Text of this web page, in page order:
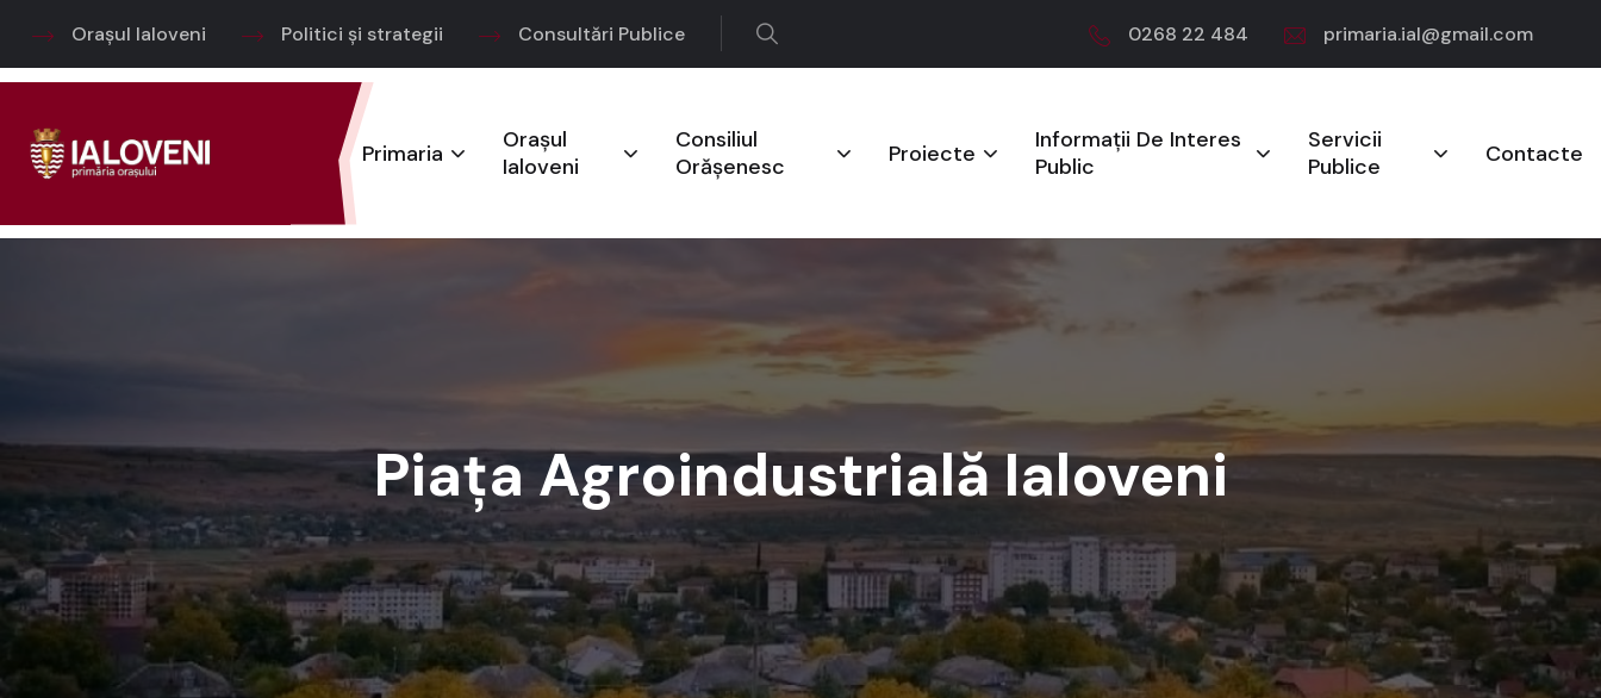
Orașul Ialoveni Politici și strategii Consultări Publice 0268 22 484 primaria.ial@gmail.com
Primaria
Orașul
Ialoveni
Consiliul
Orășenesc
Proiecte
Informații De Interes
Public
Servicii
Publice
Contacte
Piața Agroindustrială Ialoveni